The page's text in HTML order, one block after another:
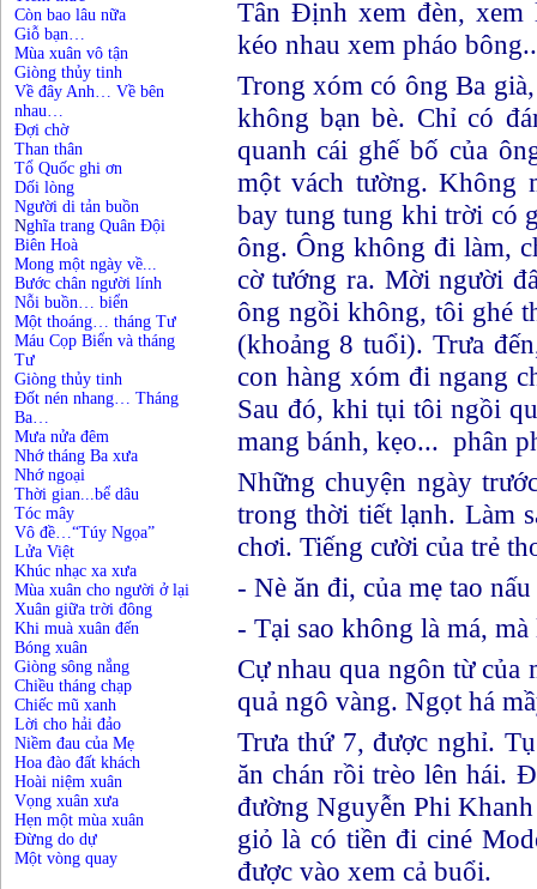
Còn bao lâu nữa
Giỗ bạn…
Mùa xuân vô tận
Giòng thủy tinh
Về đây Anh… Về bên
nhau…
Đợi chờ
Than thân
Tổ Quốc ghi ơn
Dối lòng
Người di tản buồn
Nghĩa trang Quân Đội
Biên Hoà
Mong một ngày về...
Bước chân người lính
Nỗi buồn… biển
Một thoáng… tháng Tư
Máu Cọp Biển và tháng
Tư
Giòng thủy tinh
Đốt nén nhang… Tháng
Ba…
Mưa nửa đêm
Nhớ tháng Ba xưa
Nhớ ngoại
Thời gian...bể dâu
Tóc mây
Vô đề…“Túy Ngọa”
Lửa Việt
Khúc nhạc xa xưa
Mùa xuân cho người ở lại
Xuân giữa trời đông
Khi muà xuân đến
Bóng xuân
Giòng sông nắng
Chiều tháng chạp
Chiếc mũ xanh
Lời cho hải đảo
Niềm đau của Mẹ
Hoa đào đất khách
Hoài niệm xuân
Vọng xuân xưa
Hẹn một mùa xuân
Đừng do dự
Một vòng quay
Tân Định xem đèn, xem
kéo nhau xem pháo
Trong xóm có ông Ba
không bạn bè. Chỉ có
quanh cái ghế bố của
một vách tường. Không
bay tung tung khi trời có
ông. Ông không đi làm,
cờ tướng ra. Mời người
ông ngồi không, tôi ghé
(khoảng 8 tuổi). Trưa
con hàng xóm đi ngang
Sau đó, khi tụi tôi ngồi
mang bánh, kẹo... phân
Những chuyện ngày
trong thời tiết lạnh. Làm
chơi. Tiếng cười của trẻ
- Nè ăn đi, của mẹ tao nấu
- Tại sao không là má, mà
Cự nhau qua ngôn từ của
quả ngô vàng. Ngọt há
Trưa thứ 7, được nghỉ.
ăn chán rồi trèo lên hái.
đường Nguyễn Phi
giỏ là có tiền đi ciné
được vào xem cả buổi.